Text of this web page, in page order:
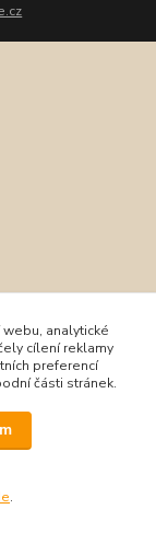
analytické
cílení reklamy
preferencí
části stránek.
.